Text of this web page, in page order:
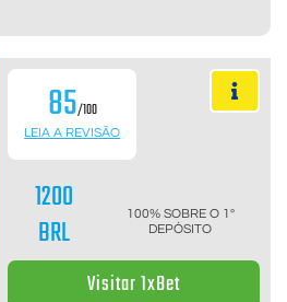
85/100
LEIA A REVISÃO
1200
BRL
100% SOBRE O 1º
DEPÓSITO
Visitar 1xBet